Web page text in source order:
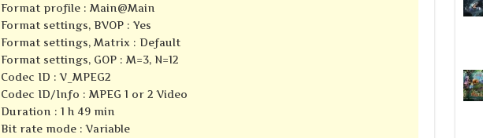
Format profile : Main@Main
Format settings, BVOP : Yes
Format settings, Matrix : Default
Format settings, GOP : M=3, N=12
Codec ID : V_MPEG2
Codec ID/Info : MPEG 1 or 2 Video
Duration : 1 h 49 min
Bit rate mode : Variable